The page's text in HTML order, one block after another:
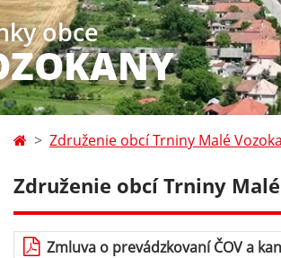
obce
Združenie obcí Trniny Malé
Združenie obcí Trniny
Zmluva o prevádzkovaní ČOV a